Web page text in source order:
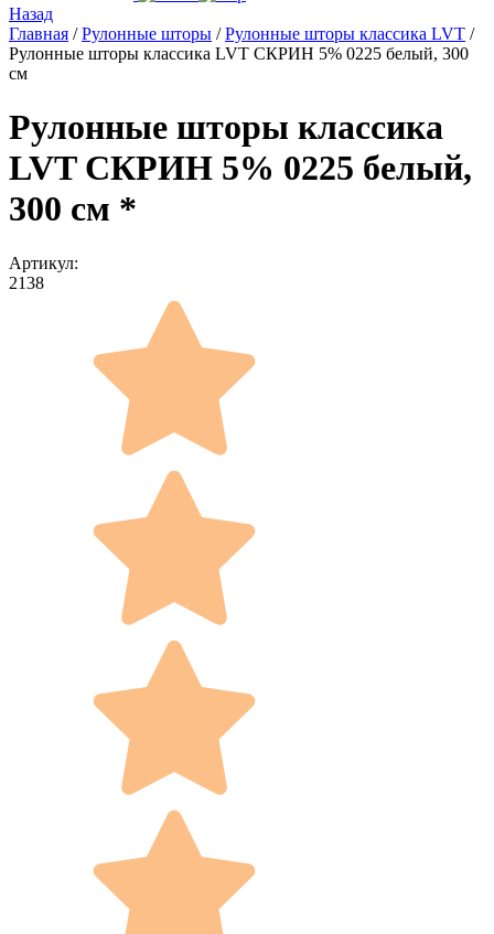
Назад
Главная / Рулонные шторы / Рулонные шторы классика LVT /
Рулонные шторы классика LVT СКРИН 5% 0225 белый, 300
см
Рулонные шторы классика
LVT СКРИН 5% 0225 белый,
300 см *
Артикул:
2138